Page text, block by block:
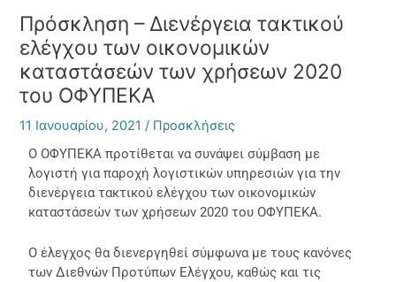
Πρόσκληση – Διενέργεια τακτικού
ελέγχου των οικονομικών
καταστάσεών των χρήσεων 2020
του ΟΦΥΠΕΚΑ
11 Ιανουαρίου, 2021/ Προσκλήσεις
O ΟΦΥΠΕΚΑ προτίθεται να συνάψει σύμβαση με
λογιστή για παροχή λογιστικών υπηρεσιών για την
διενέργεια τακτικού ελέγχου των οικονομικών
καταστάσεών των χρήσεων 2020 του ΟΦΥΠΕΚΑ.
Ο έλεγχος θα διενεργηθεί σύμφωνα με τους κανόνες
των Διεθνών Προτύπων Ελέγχου, καθώς και τις